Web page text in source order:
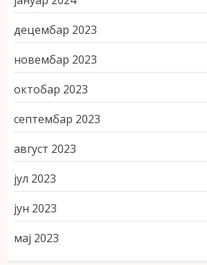
децембар 2023
новембар 2023
октобар 2023
септембар 2023
август 2023
јул 2023
јун 2023
мај 2023